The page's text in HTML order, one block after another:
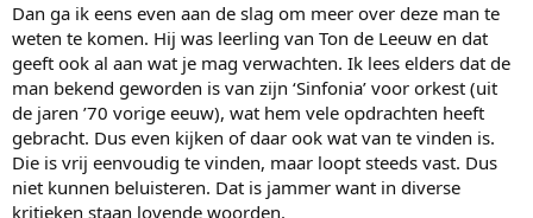
Dan ga ik eens even aan de slag om meer over deze man te
weten te komen. Hij was leerling van Ton de Leeuw en dat
geeft ook al aan wat je mag verwachten. Ik lees elders dat de
man bekend geworden is van zijn ‘Sinfonia’ voor orkest (uit
de jaren ’70 vorige eeuw), wat hem vele opdrachten heeft
gebracht. Dus even kijken of daar ook wat van te vinden is.
Die is vrij eenvoudig te vinden, maar loopt steeds vast. Dus
niet kunnen beluisteren. Dat is jammer want in diverse
kritieken staan lovende woorden.